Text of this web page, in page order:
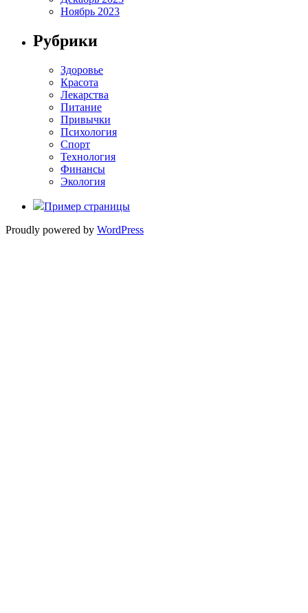
Ноябрь 2023
Рубрики
Здоровье
Красота
Лекарства
Питание
Привычки
Психология
Спорт
Технология
Финансы
Экология
Пример страницы
Proudly powered by WordPress